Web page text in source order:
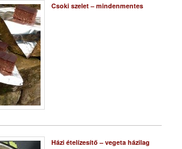
Csoki szelet – mindenmentes
Házi ételízesítő – vegeta házilag